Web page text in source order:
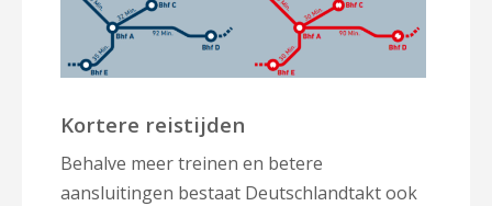
Kortere reistijden
Behalve meer treinen en betere
aansluitingen bestaat Deutschlandtakt ook